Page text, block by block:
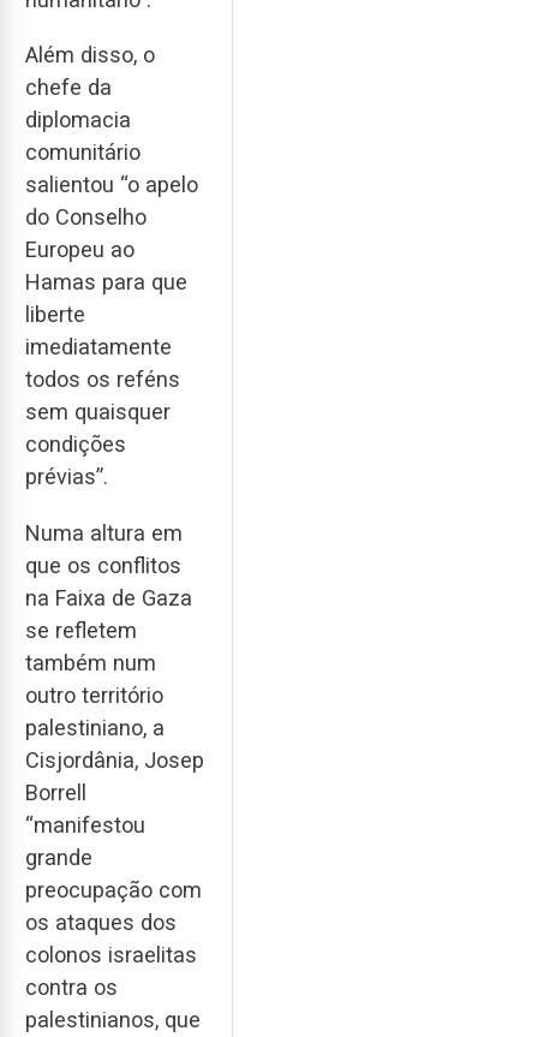
Além disso, o
chefe da
diplomacia
comunitário
salientou “o apelo
do Conselho
Europeu ao
Hamas para que
liberte
imediatamente
todos os reféns
sem quaisquer
condições
prévias”.
Numa altura em
que os conflitos
na Faixa de Gaza
se refletem
também num
outro território
palestiniano, a
Cisjordânia, Josep
Borrell
“manifestou
grande
preocupação com
os ataques dos
colonos israelitas
contra os
palestinianos, que